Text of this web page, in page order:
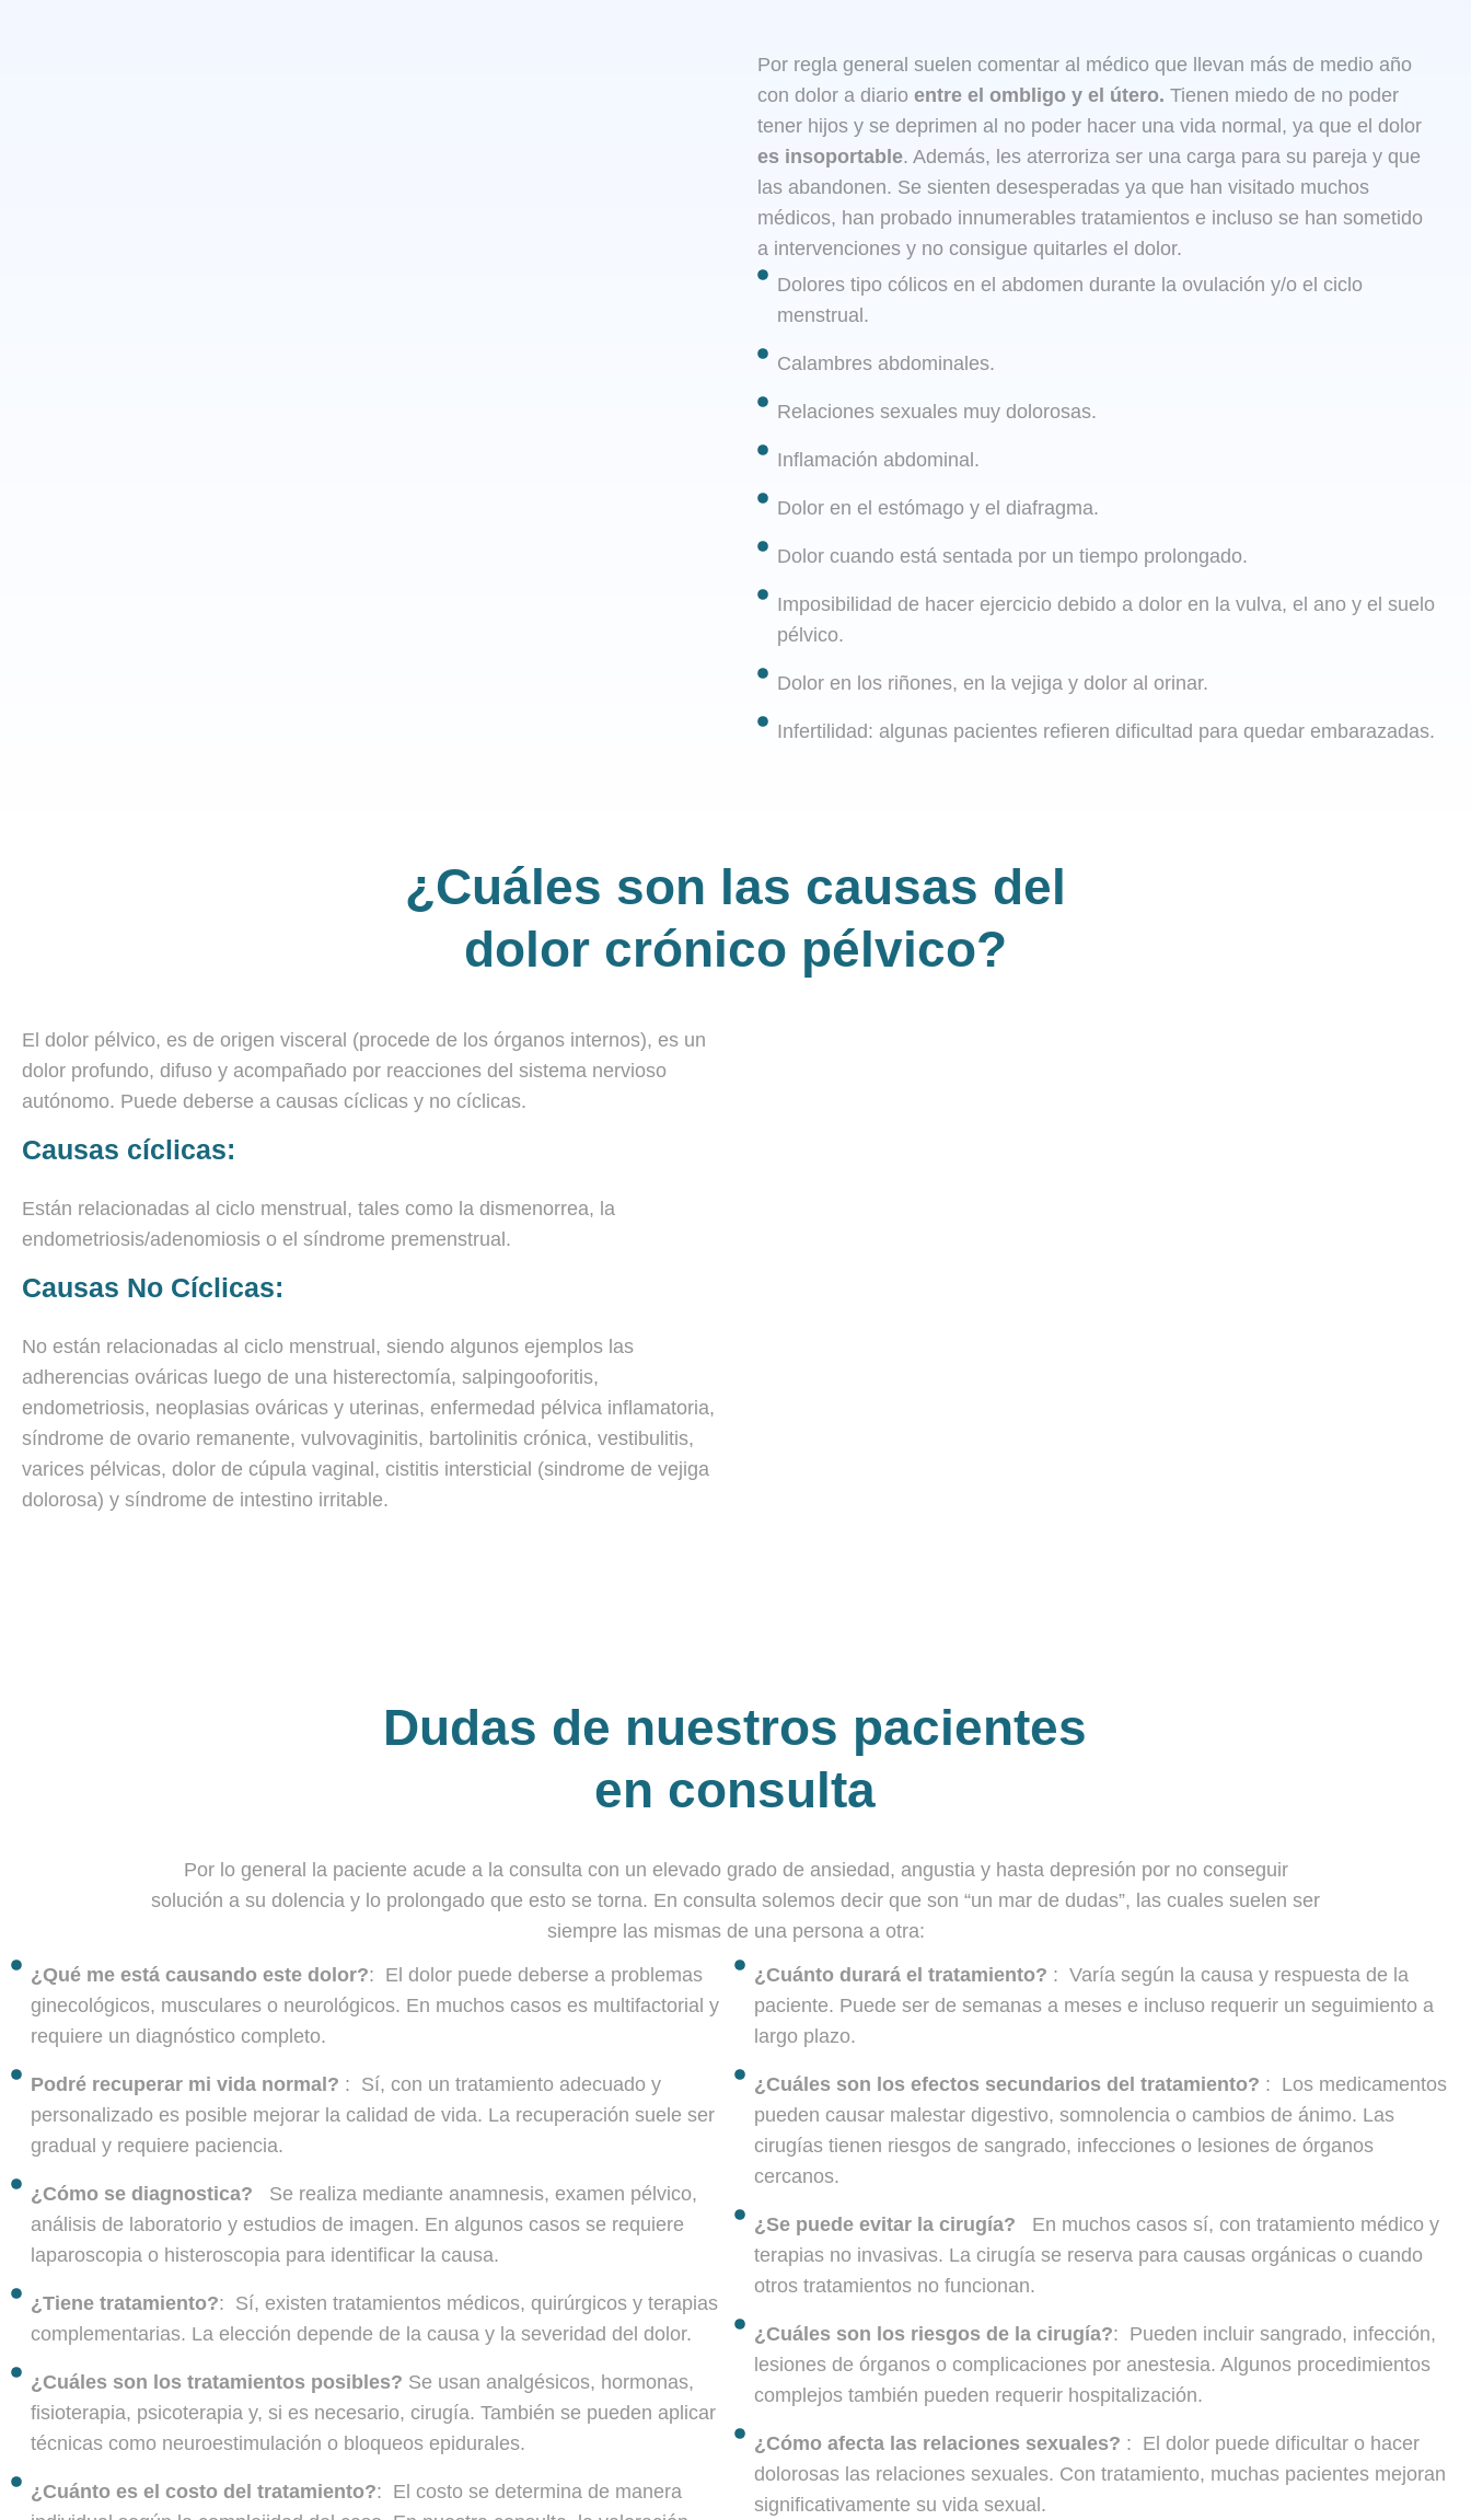
Por regla general suelen comentar al médico que llevan más de medio año
con dolor a diario entre el ombligo y el útero. Tienen miedo de no poder
tener hijos y se deprimen al no poder hacer una vida normal, ya que el dolor
es insoportable. Además, les aterroriza ser una carga para su pareja y que
las abandonen. Se sienten desesperadas ya que han visitado muchos
médicos, han probado innumerables tratamientos e incluso se han sometido
a intervenciones y no consigue quitarles el dolor.
Dolores tipo cólicos en el abdomen durante la ovulación y/o el ciclo
menstrual.
Calambres abdominales.
Relaciones sexuales muy dolorosas.
Inflamación abdominal.
Dolor en el estómago y el diafragma.
Dolor cuando está sentada por un tiempo prolongado.
Imposibilidad de hacer ejercicio debido a dolor en la vulva, el ano y el suelo
pélvico.
Dolor en los riñones, en la vejiga y dolor al orinar.
Infertilidad: algunas pacientes refieren dificultad para quedar embarazadas.
¿Cuáles son las causas del
dolor crónico pélvico?​
El dolor pélvico, es de origen visceral (procede de los órganos internos), es un
dolor profundo, difuso y acompañado por reacciones del sistema nervioso
autónomo. Puede deberse a causas cíclicas y no cíclicas.
Causas cíclicas:
Están relacionadas al ciclo menstrual, tales como la dismenorrea, la
endometriosis/adenomiosis o el síndrome premenstrual.
Causas No Cíclicas:
No están relacionadas al ciclo menstrual, siendo algunos ejemplos las
adherencias ováricas luego de una histerectomía, salpingooforitis,
endometriosis, neoplasias ováricas y uterinas, enfermedad pélvica inflamatoria,
síndrome de ovario remanente, vulvovaginitis, bartolinitis crónica, vestibulitis,
varices pélvicas, dolor de cúpula vaginal, cistitis intersticial (sindrome de vejiga
dolorosa) y síndrome de intestino irritable.
Dudas de nuestros pacientes
en consulta
Por lo general la paciente acude a la consulta con un elevado grado de ansiedad, angustia y hasta depresión por no conseguir
solución a su dolencia y lo prolongado que esto se torna. En consulta solemos decir que son “un mar de dudas”, las cuales suelen ser
siempre las mismas de una persona a otra:
¿Qué me está causando este dolor?: El dolor puede deberse a problemas
ginecológicos, musculares o neurológicos. En muchos casos es multifactorial y
requiere un diagnóstico completo.
Podré recuperar mi vida normal? : Sí, con un tratamiento adecuado y
personalizado es posible mejorar la calidad de vida. La recuperación suele ser
gradual y requiere paciencia.
¿Cómo se diagnostica?
Se realiza mediante anamnesis, examen pélvico,
análisis de laboratorio y estudios de imagen. En algunos casos se requiere
laparoscopia o histeroscopia para identificar la causa.
¿Tiene tratamiento?: Sí, existen tratamientos médicos, quirúrgicos y terapias
complementarias. La elección depende de la causa y la severidad del dolor.
¿Cuáles son los tratamientos posibles? Se usan analgésicos, hormonas,
fisioterapia, psicoterapia y, si es necesario, cirugía. También se pueden aplicar
técnicas como neuroestimulación o bloqueos epidurales.
¿Cuánto es el costo del tratamiento?: El costo se determina de manera
¿Cuánto durará el tratamiento? : Varía según la causa y respuesta de la
paciente. Puede ser de semanas a meses e incluso requerir un seguimiento a
largo plazo.
¿Cuáles son los efectos secundarios del tratamiento? : Los medicamentos
pueden causar malestar digestivo, somnolencia o cambios de ánimo. Las
cirugías tienen riesgos de sangrado, infecciones o lesiones de órganos
cercanos.
¿Se puede evitar la cirugía?
En muchos casos sí, con tratamiento médico y
terapias no invasivas. La cirugía se reserva para causas orgánicas o cuando
otros tratamientos no funcionan.
¿Cuáles son los riesgos de la cirugía?: Pueden incluir sangrado, infección,
lesiones de órganos o complicaciones por anestesia. Algunos procedimientos
complejos también pueden requerir hospitalización.
¿Cómo afecta las relaciones sexuales? : El dolor puede dificultar o hacer
dolorosas las relaciones sexuales. Con tratamiento, muchas pacientes mejoran
significativamente su vida sexual.